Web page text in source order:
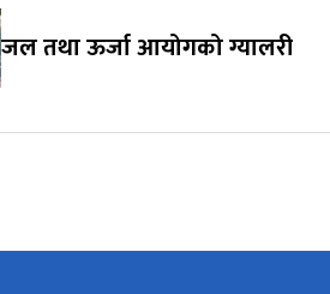
जल तथा ऊर्जा आयोगको ग्यालरी